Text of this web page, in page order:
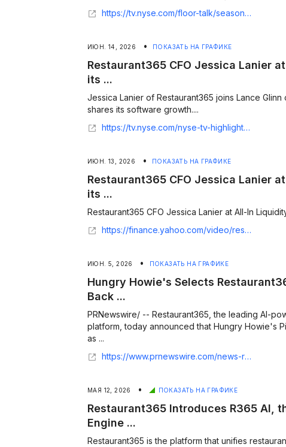
https://tv.nyse.com/floor-talk/season:4/videos/all-in-liquidity-restaurant365-cfo-jessica-lanier-dishes-on-its-ai-operations
ИЮН. 14, 2026 • ПОКАЗАТЬ НА ГРАФИКЕ
Restaurant365 CFO Jessica Lanier
its ...
Jessica Lanier of Restaurant365 joins Lance Glinn
shares its software growth....
https://tv.nyse.com/nyse-tv-highlights/season:4/videos/restaurant365-cfo-jessica-lanier-at-all-in-liquidity-shares-its-software-growth
ИЮН. 13, 2026 • ПОКАЗАТЬ НА ГРАФИКЕ
Restaurant365 CFO Jessica Lanier
its ...
Restaurant365 CFO Jessica Lanier at All-In
https://finance.yahoo.com/video/restaurant365-cfo-jessica-lanier-liquidity-172242717.html
ИЮН. 5, 2026 • ПОКАЗАТЬ НА ГРАФИКЕ
Hungry Howie's Selects
Back ...
PRNewswire/ -- Restaurant365, the leading AI-
platform, today announced that Hungry Howie's
as ...
https://www.prnewswire.com/news-releases/hungry-howies-selects-restaurant365-as-its-systemwide-back-office-operations-platform-302790869.html
МАЯ 12, 2026 • ПОКАЗАТЬ НА ГРАФИКЕ
Restaurant365 Introduces R365 AI,
Engine ...
Restaurant365 is the platform that unifies